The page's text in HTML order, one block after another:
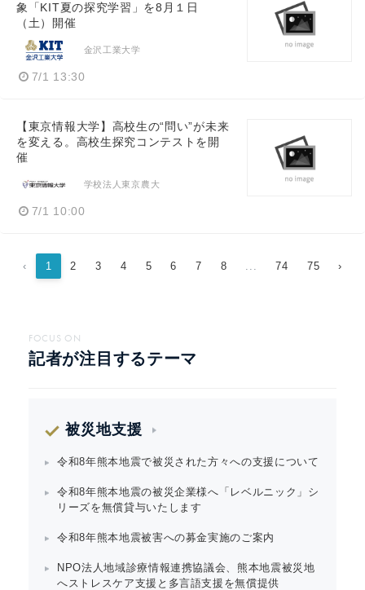
象「KIT夏の探究学習」を8月１日
（土）開催
金沢工業大学
7/1 13:30
【東京情報大学】高校生の“問い”が未来
を変える。高校生探究コンテストを開
催
学校法人東京農大
7/1 10:00
‹ 1 2 3 4 5 6 7 8 ... 74 75 ›
FOCUS ON
記者が注目するテーマ
被災地支援
令和8年熊本地震で被災された方々への支援について
令和8年熊本地震の被災企業様へ「レベルニック」シ
リーズを無償貸与いたします
令和8年熊本地震被害への募金実施のご案内
NPO法人地域診療情報連携協議会、熊本地震被災地
へストレスケア支援と多言語支援を無償提供